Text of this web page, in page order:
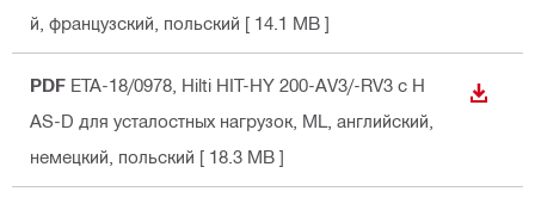
й, французский, польский [ 14.1 MB ]
PDF ETA-18/0978, Hilti HIT-HY 200-AV3/-RV3 с H
AS-D для усталостных нагрузок, ML , английский,
немецкий, польский [ 18.3 MB ]